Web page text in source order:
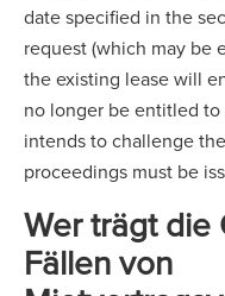
date specified in the
request (which may be
the existing lease will
no longer be entitled
intends to challenge
proceedings must be
Wer trägt die
Fällen von